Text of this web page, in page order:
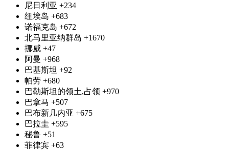
尼日利亚 +234
纽埃岛 +683
诺福克岛 +672
北马里亚纳群岛 +1670
挪威 +47
阿曼 +968
巴基斯坦 +92
帕劳 +680
巴勒斯坦的领土,占领 +970
巴拿马 +507
巴布新几内亚 +675
巴拉圭 +595
秘鲁 +51
菲律宾 +63